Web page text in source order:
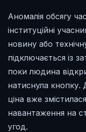
Аномалія обсягу
інституційні
новину або
підключається із
поки людина
натиснула
ціна вже
навантаження на
угод.